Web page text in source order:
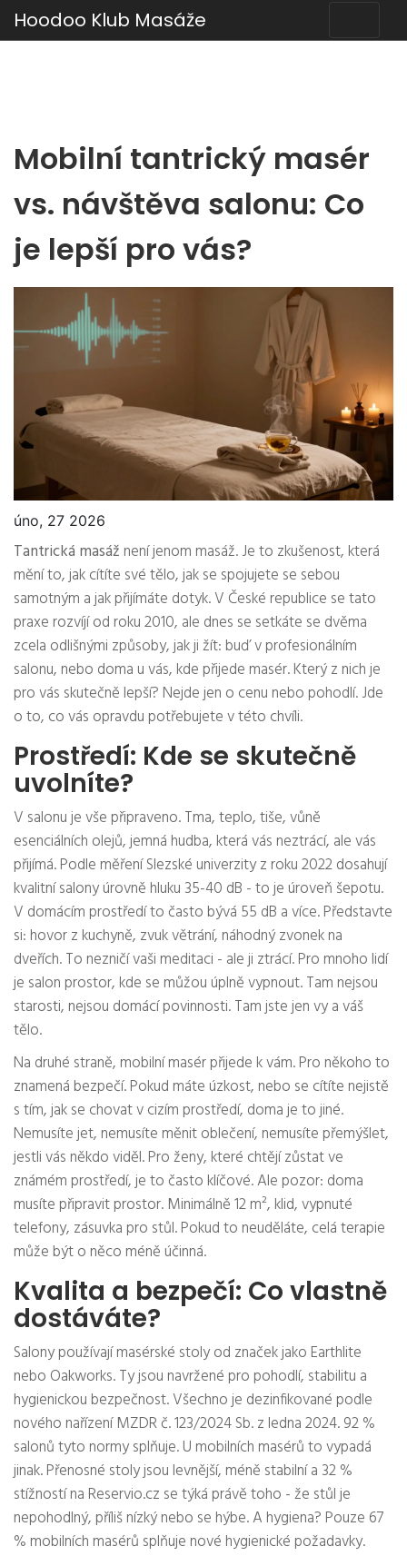
Hoodoo Klub Masáže
Mobilní tantrický masér
vs. návštěva salonu: Co
je lepší pro vás?
úno, 27 2026
Tantrická masáž není jenom masáž. Je to zkušenost, která
mění to, jak cítíte své tělo, jak se spojujete se sebou
samotným a jak přijímáte dotyk. V České republice se tato
praxe rozvíjí od roku 2010, ale dnes se setkáte se dvěma
zcela odlišnými způsoby, jak ji žít: buď v profesionálním
salonu, nebo doma u vás, kde přijede masér. Který z nich je
pro vás skutečně lepší? Nejde jen o cenu nebo pohodlí. Jde
o to, co vás opravdu potřebujete v této chvíli.
Prostředí: Kde se skutečně
uvolníte?
V salonu je vše připraveno. Tma, teplo, tiše, vůně
esenciálních olejů, jemná hudba, která vás neztrácí, ale vás
přijímá. Podle měření Slezské univerzity z roku 2022 dosahují
kvalitní salony úrovně hluku 35-40 dB - to je úroveň šepotu.
V domácím prostředí to často bývá 55 dB a více. Představte
si: hovor z kuchyně, zvuk větrání, náhodný zvonek na
dveřích. To nezničí vaši meditaci - ale ji ztrácí. Pro mnoho lidí
je salon prostor, kde se můžou úplně vypnout. Tam nejsou
starosti, nejsou domácí povinnosti. Tam jste jen vy a váš
tělo.
Na druhé straně, mobilní masér přijede k vám. Pro někoho to
znamená bezpečí. Pokud máte úzkost, nebo se cítíte nejistě
s tím, jak se chovat v cizím prostředí, doma je to jiné.
Nemusíte jet, nemusíte měnit oblečení, nemusíte přemýšlet,
jestli vás někdo viděl. Pro ženy, které chtějí zůstat ve
známém prostředí, je to často klíčové. Ale pozor: doma
musíte připravit prostor. Minimálně 12 m², klid, vypnuté
telefony, zásuvka pro stůl. Pokud to neuděláte, celá terapie
může být o něco méně účinná.
Kvalita a bezpečí: Co vlastně
dostáváte?
Salony používají masérské stoly od značek jako Earthlite
nebo Oakworks. Ty jsou navržené pro pohodlí, stabilitu a
hygienickou bezpečnost. Všechno je dezinfikované podle
nového nařízení MZDR č. 123/2024 Sb. z ledna 2024. 92 %
salonů tyto normy splňuje. U mobilních masérů to vypadá
jinak. Přenosné stoly jsou levnější, méně stabilní a 32 %
stížností na Reservio.cz se týká právě toho - že stůl je
nepohodlný, příliš nízký nebo se hýbe. A hygiena? Pouze 67
% mobilních masérů splňuje nové hygienické požadavky.